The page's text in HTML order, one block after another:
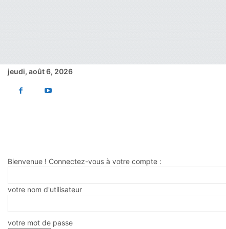
jeudi, août 6, 2026
Bienvenue ! Connectez-vous à votre compte :
votre nom d'utilisateur
votre mot de passe